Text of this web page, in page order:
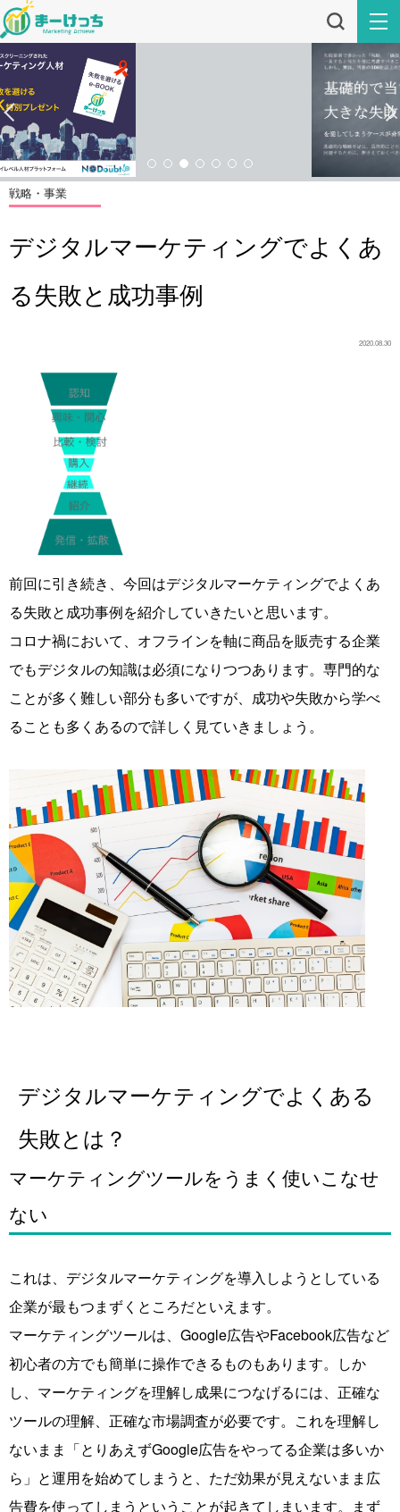
戦略・事業
デジタルマーケティングでよくあ
る失敗と成功事例
2020.08.30
前回に引き続き、今回はデジタルマーケティングでよくあ
る失敗と成功事例を紹介していきたいと思います。
コロナ禍において、オフラインを軸に商品を販売する企業
でもデジタルの知識は必須になりつつあります。専門的な
ことが多く難しい部分も多いですが、成功や失敗から学べ
ることも多くあるので詳しく見ていきましょう。
デジタルマーケティングでよくある
失敗とは？
マーケティングツールをうまく使いこなせ
ない
これは、デジタルマーケティングを導入しようとしている
企業が最もつまずくところだといえます。
マーケティングツールは、Google広告やFacebook広告など
初心者の方でも簡単に操作できるものもあります。しか
し、マーケティングを理解し成果につなげるには、正確な
ツールの理解、正確な市場調査が必要です。これを理解し
ないまま「とりあえずGoogle広告をやってる企業は多いか
ら」と運用を始めてしまうと、ただ効果が見えないまま広
告費を使ってしまうということが起きてしまいます。まず